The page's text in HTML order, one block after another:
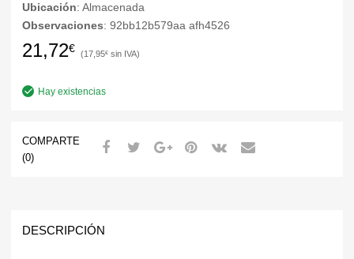
Ubicación: Almacenada
Observaciones: 92bb12b579aa afh4526
21,72€ 17,95€
Hay existencias
COMPARTE
(0)
DESCRIPCIÓN